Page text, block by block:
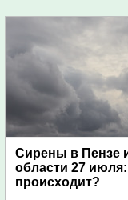
Сирены в Пензе
области 27 июля:
происходит?